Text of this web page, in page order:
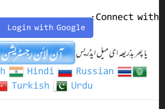
Connect with:
Login with Google
یا پھر بذریعہ ای میل ایڈریس
Hindi
Russian
Turkish Urdu